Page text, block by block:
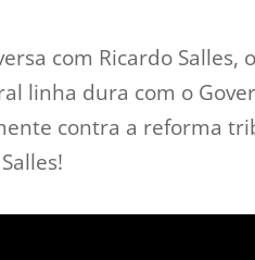
com Ricardo
linha dura com o
contra a reforma